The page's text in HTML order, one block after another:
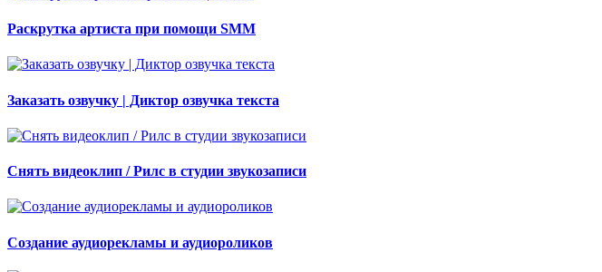
Раскрутка артиста при помощи SMM
Заказать озвучку | Диктор озвучка текста
Снять видеоклип / Рилс в студии звукозаписи
Создание аудиорекламы и аудиороликов